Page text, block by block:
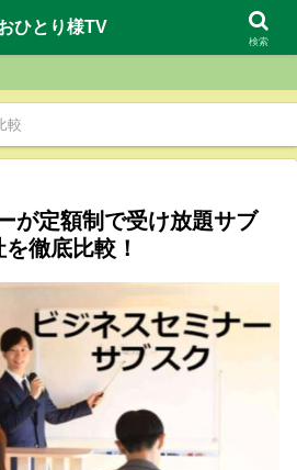
ひとり様TV
較
が定額制で受け放題サブ
徹底比較！
ひとり様TV
検索